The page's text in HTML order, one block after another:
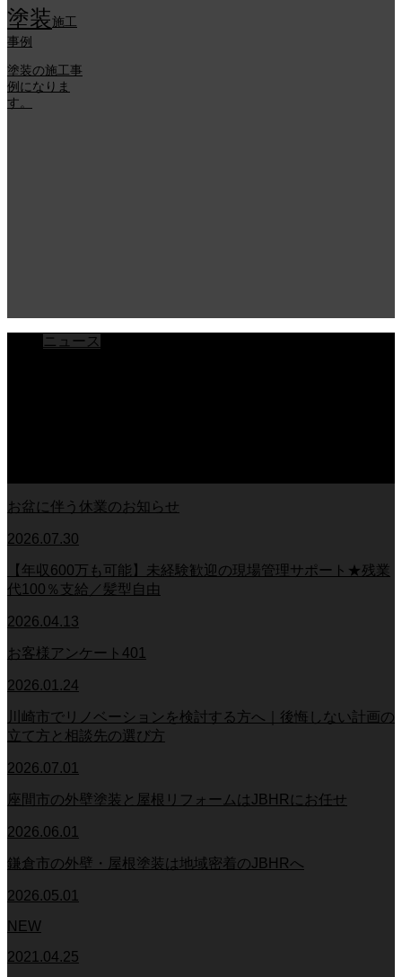
塗装施工
事例
塗装の施工事
例になりま
す。
ニュース
お盆に伴う休業のお知らせ
2026.07.30
【年収600万も可能】未経験歓迎の現場管理サポート★残業
代100％支給／髪型自由
2026.04.13
お客様アンケート401
2026.01.24
川崎市でリノベーションを検討する方へ｜後悔しない計画の
立て方と相談先の選び方
2026.07.01
座間市の外壁塗装と屋根リフォームはJBHRにお任せ
2026.06.01
鎌倉市の外壁・屋根塗装は地域密着のJBHRへ
2026.05.01
NEW
2021.04.25